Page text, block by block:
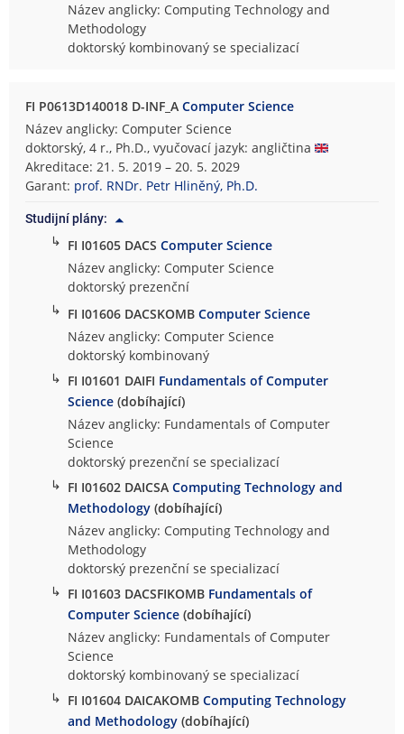
Název anglicky: Computing Technology and
Methodology
doktorský kombinovaný se specializací
FI P0613D140018 D-INF_AComputer Science
Název anglicky: Computer Science
doktorský, 4 r., Ph.D., vyučovací jazyk: angličtina
Akreditace: 21. 5. 2019 – 20. 5. 2029
Garant: prof. RNDr. Petr Hliněný, Ph.D.
Studijní plány:
↳ FI I01605 DACSComputer Science
Název anglicky: Computer Science
doktorský prezenční
↳ FI I01606 DACSKOMBComputer Science
Název anglicky: Computer Science
doktorský kombinovaný
↳ FI I01601 DAIFI Fundamentals of Computer
Science (dobíhající)
Název anglicky: Fundamentals of Computer
Science
doktorský prezenční se specializací
↳ FI I01602 DAICSAComputing Technology and
Methodology (dobíhající)
Název anglicky: Computing Technology and
Methodology
doktorský prezenční se specializací
↳ FI I01603 DACSFIKOMB Fundamentals of
Computer Science (dobíhající)
Název anglicky: Fundamentals of Computer
Science
doktorský kombinovaný se specializací
↳ FI I01604 DAICAKOMBComputing Technology
and Methodology (dobíhající)